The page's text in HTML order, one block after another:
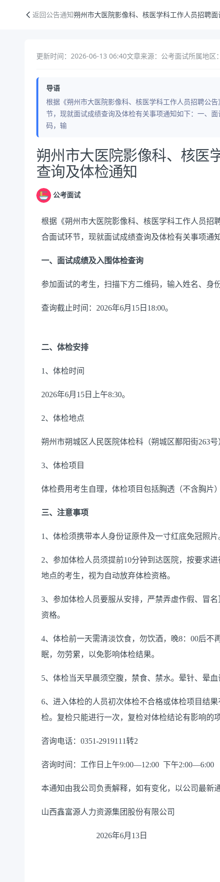
返回公告通知朔州市大医院影像科、核医学科工作人员招聘
更新时间：2026-06-13 06:40文章来源：公考面试所属地区
导语
根据《朔州市大医院影像科、核医学科工作人员招聘公
节，现就面试成绩查询及体检有关事项通知如下：一、
码，输
公告正文
朔州市大医院影像科、核医
查询及体检通知
公考面试
根据《朔州市大医院影像科、核医学科工作人员招
合面试环节，现就面试成绩查询及体检有关事项通
一、面试成绩及入围体检查询
参加面试的考生，扫描下方二维码，输入姓名、身
查询截止时间：2026年6月15日18:00。
二、体检安排
1、体检时间
2026年6月15日上午8:30。
2、体检地点
朔州市朔城区人民医院体检科（朔城区鄯阳街263号
3、体检项目
体检费用考生自理，体检项目包括胸透（不含胸片
三、注意事项
1、体检须携带本人身份证原件及一寸红底免冠照片
2、参加体检人员须提前10分钟到达医院，按要求
地点的考生，视为自动放弃体检资格。
3、参加体检人员要服从安排，严禁弄虚作假、冒
资格。
4、体检前一天需清淡饮食，勿饮酒，晚8：00后
眠，勿劳累，以免影响体检结果。
5、体检当天早晨须空腹，禁食、禁水。晕针、晕
6、进入体检的人员初次体检不合格或体检项目结
检。复检只能进行一次，复检对体检结论有影响的
咨询电话：0351-2919111转2
咨询时间：工作日上午9:00—12:00 下午2:00—6:00
本通知由我公司负责解释，如有变化，以公司最新
山西鑫富源人力资源集团股份有限公司
2026年6月13日